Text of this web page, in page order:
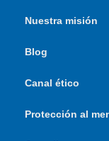
Nuestra misión
Blog
Canal ético
Protección al